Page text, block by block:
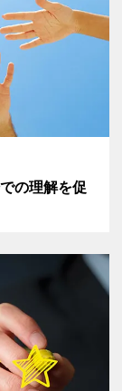
の理解を促